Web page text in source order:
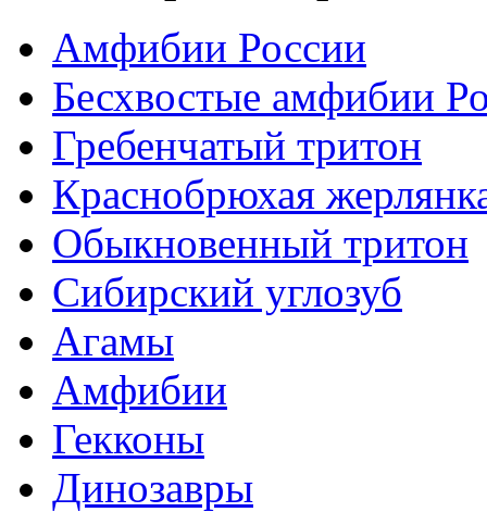
Амфибии России
Бесхвостые амфибии
Гребенчатый тритон
Краснобрюхая
Обыкновенный тритон
Сибирский углозуб
Агамы
Амфибии
Гекконы
Динозавры